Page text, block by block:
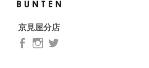
京見屋分店